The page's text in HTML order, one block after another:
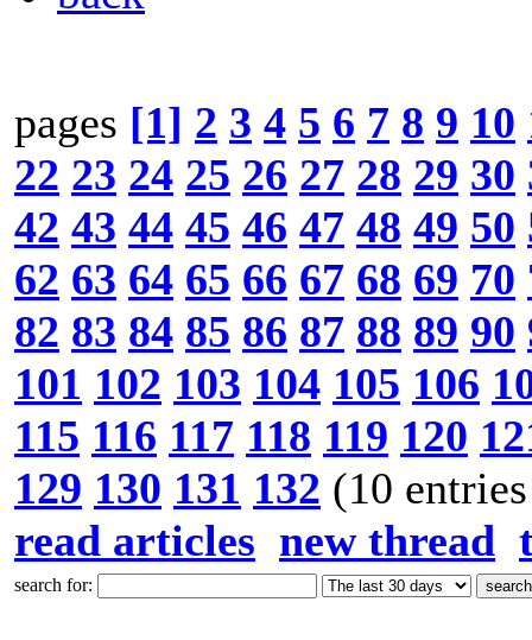
pages [1] 2 3 4 5 6 7 8 9 10
22 23 24 25 26 27 28 29 30
42 43 44 45 46 47 48 49 50
62 63 64 65 66 67 68 69 70
82 83 84 85 86 87 88 89 90
101 102 103 104 105 106
115 116 117 118 119 120
129 130 131 132 (10
read articles new thread
search for: